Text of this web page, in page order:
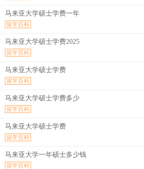
马来亚大学硕士学费一年
留学百科
马来亚大学硕士学费2025
留学百科
马来亚大学硕士学费
留学百科
马来亚大学硕士学费多少
留学百科
马来亚大学硕士学费
留学百科
马来亚大学一年硕士多少钱
留学百科